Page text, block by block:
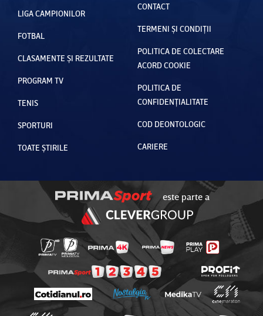
LIGA CAMPIONILOR
FOTBAL
CLASAMENTE ȘI REZULTATE
PROGRAM TV
TENIS
SPORTURI
TOATE ȘTIRILE
CONTACT
TERMENI ȘI CONDIȚII
POLITICA DE COLECTARE
ACORD COOKIE
POLITICA DE
CONFIDENȚIALITATE
COD DEONTOLOGIC
CARIERE
este parte a